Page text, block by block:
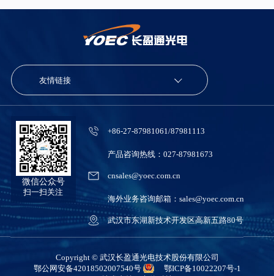
友情链接
微信公众号
扫一扫关注
+86-27-87981061/87981113
产品咨询热线：027-87981673
cnsales@yoec.com.cn
海外业务咨询邮箱：sales@yoec.com.cn
武汉市东湖新技术开发区高新五路80号
Copyright © 武汉长盈通光电技术股份有限公司
鄂公网安备42018502007540号
鄂ICP备10022207号-1